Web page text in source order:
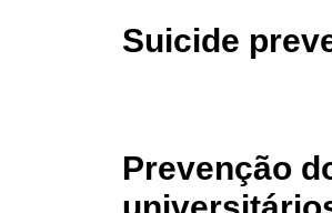
Suicide
Prevenção